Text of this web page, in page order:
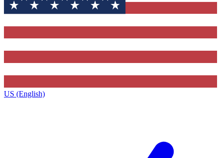
US (English)